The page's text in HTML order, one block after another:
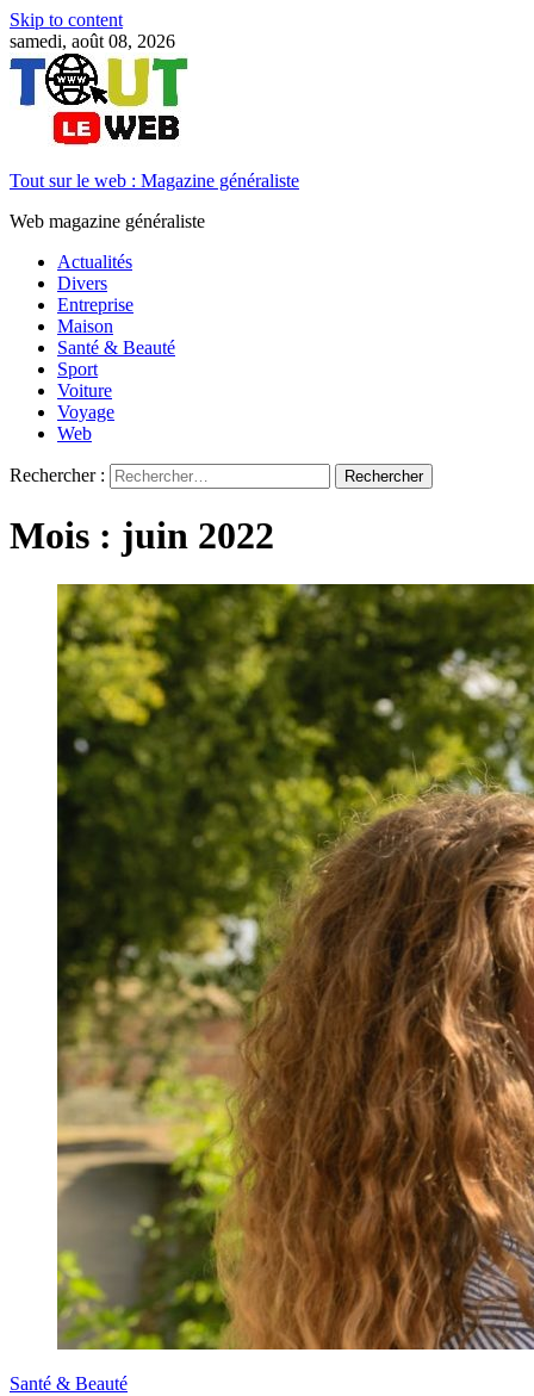
Skip to content
samedi, août 08, 2026
Tout sur le web : Magazine généraliste
Web magazine généraliste
Actualités
Divers
Entreprise
Maison
Santé & Beauté
Sport
Voiture
Voyage
Web
Rechercher :
Mois : juin 2022
Santé & Beauté